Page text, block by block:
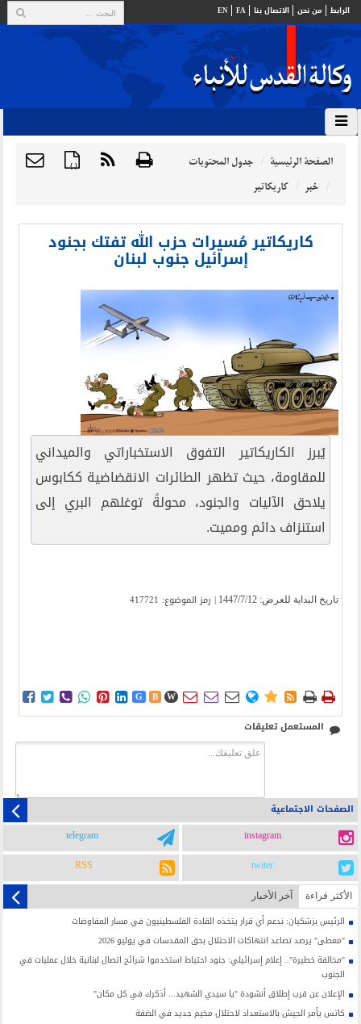
الرابط من نحن الاتصال بنا FA
EN
{ } الصفحة الرئيسية
جدول المحتويات
خبر
كاريكاتير
كاريكاتير مُسيرات حزب الله تفتك بجنود
إسرائيل جنوب لبنان
يُبرز الكاريكاتير التفوق الاستخباراتي والميداني
للمقاومة، حيث تظهر الطائرات الانقضاضية ككابوس
يلاحق الآليات والجنود، محولةً توغلهم البري إلى
استنزاف دائم ومميت.
تاریخ البدایة للعرض: 1447/7/12 | رمز الموضوع: 417721
      G B W        
المستعمل تعليقات
الصفحات الاجتماعية
instagram
telegram
twiter
RSS
الأکثر قراءة آخر الأخبار
الرئيس بزشكيان: ندعم أي قرار يتخذه القادة الفلسطينيون في مسار المفاوضات
"معطى" يرصد تصاعد انتهاكات الاحتلال بحق المقدسات في يوليو 2026
"مخالفة خطيرة".. إعلام إسرائيلي: جنود احتياط استخدموا شرائح اتصال لبنانية خلال عمليات في
الجنوب
الإعلان عن قرب إطلاق أنشودة "يا سيدي الشهيد... أذكرك في كل مكان"
كاتس يأمر الجيش بالاستعداد لاحتلال مخيم جديد في الضفة